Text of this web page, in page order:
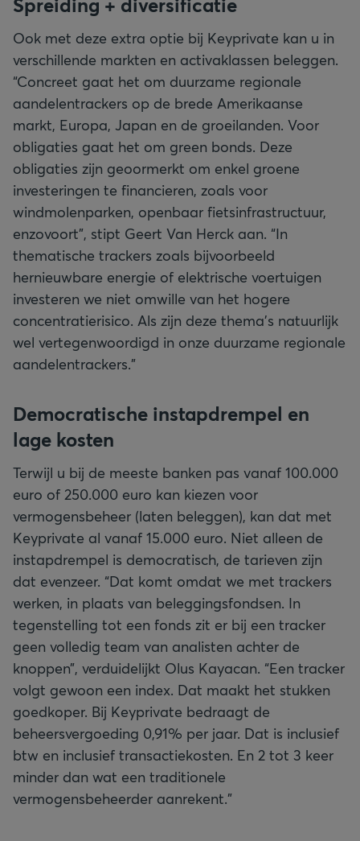
Ook met deze extra optie bij Keyprivate kan u in
verschillende markten en activaklassen beleggen.
“Concreet gaat het om duurzame regionale
aandelentrackers op de brede Amerikaanse
markt, Europa, Japan en de groeilanden. Voor
obligaties gaat het om green bonds. Deze
obligaties zijn geoormerkt om enkel groene
investeringen te financieren, zoals voor
windmolenparken, openbaar fietsinfrastructuur,
enzovoort”, stipt Geert Van Herck aan. “In
thematische trackers zoals bijvoorbeeld
hernieuwbare energie of elektrische voertuigen
investeren we niet omwille van het hogere
concentratierisico. Als zijn deze thema’s natuurlijk
wel vertegenwoordigd in onze duurzame regionale
aandelentrackers.”
Democratische instapdrempel en
lage kosten
Terwijl u bij de meeste banken pas vanaf 100.000
euro of 250.000 euro kan kiezen voor
vermogensbeheer (laten beleggen), kan dat met
Keyprivate al vanaf 15.000 euro. Niet alleen de
instapdrempel is democratisch, de tarieven zijn
dat evenzeer. “Dat komt omdat we met trackers
werken, in plaats van beleggingsfondsen. In
tegenstelling tot een fonds zit er bij een tracker
geen volledig team van analisten achter de
knoppen”, verduidelijkt Olus Kayacan. “Een tracker
volgt gewoon een index. Dat maakt het stukken
goedkoper. Bij Keyprivate bedraagt de
beheersvergoeding 0,91% per jaar. Dat is inclusief
btw en inclusief transactiekosten. En 2 tot 3 keer
minder dan wat een traditionele
vermogensbeheerder aanrekent.”